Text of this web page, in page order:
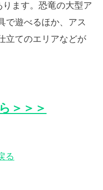
ます。恐竜の大型ア
で遊べるほか、アス
立てのエリアなどが
＞＞＞
る